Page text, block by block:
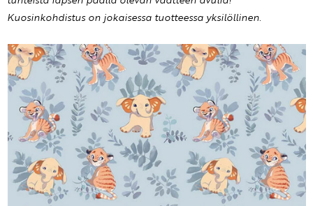
Kuosinkohdistus on jokaisessa tuotteessa yksilöllinen.